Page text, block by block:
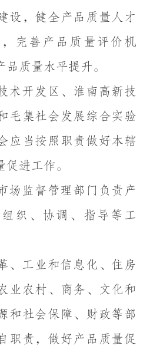
设，健全产品质量人才
完善产品质量评价机
质量水平提升。
术开发区、淮南高新技
毛集社会发展综合实验
应当按照职责做好本辖
进工作。
场监督管理部门负责产
织、协调、指导等工
、工业和信息化、住房
业农村、商务、文化和
和社会保障、财政等部
职责，做好产品质量促